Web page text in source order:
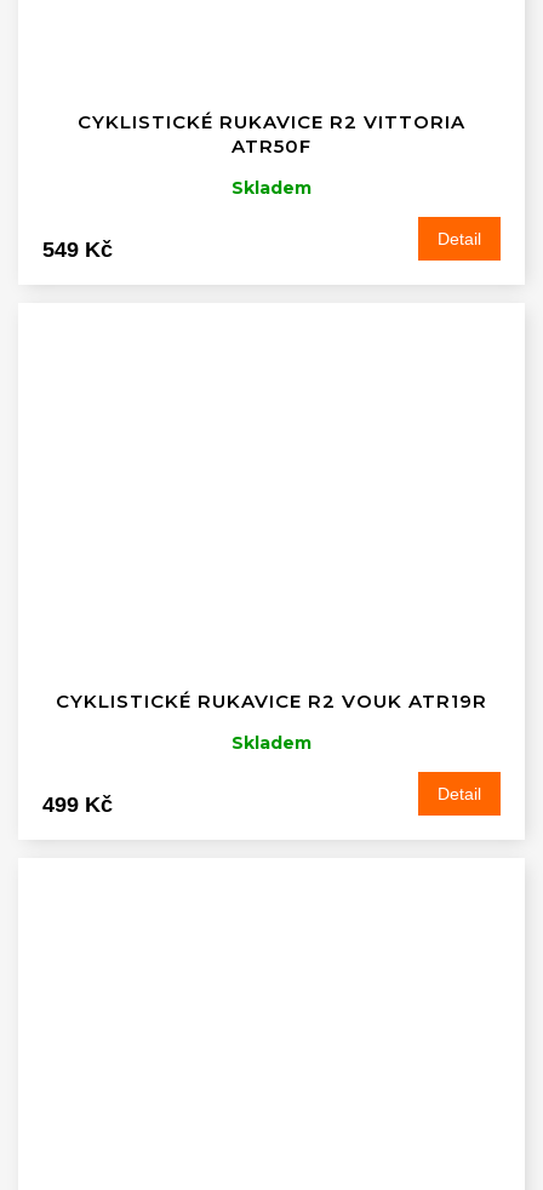
CYKLISTICKÉ RUKAVICE R2 VITTORIA
ATR50F
Skladem
549 Kč Detail
CYKLISTICKÉ RUKAVICE R2 VOUK ATR19R
Skladem
499 Kč Detail